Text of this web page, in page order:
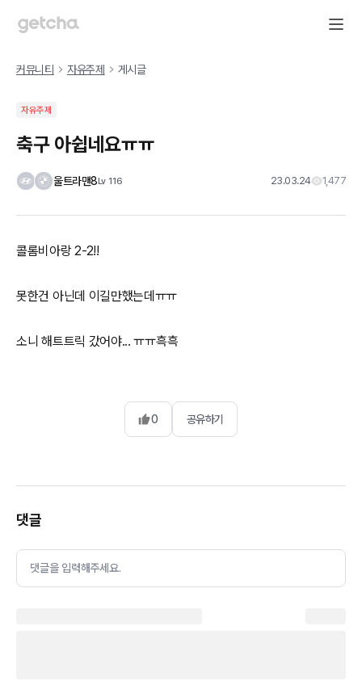
커뮤니티 자유주제 게시글
자유주제
축구 아쉽네요ㅠㅠ
울트라맨8Lv 116 23.03.24 1,477
콜롬비아랑 2-2!!
못한건 아닌데 이길만했는데ㅠㅠ
소니 해트트릭 갔어야... ㅠㅠ흑흑
0 공유하기
댓글
댓글을 입력해주세요.